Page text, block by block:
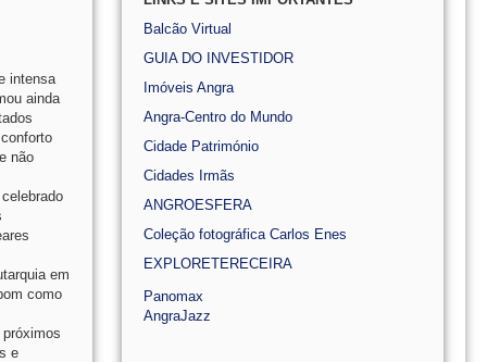
intensa
ainda
não
em
como
e
Balcão Virtual
GUIA DO INVESTIDOR
Imóveis Angra
Angra-Centro do Mundo
Cidade Património
Cidades Irmãs
ANGROESFERA
Coleção fotográfica Carlos Enes
EXPLORETERECEIRA
Panomax
AngraJazz